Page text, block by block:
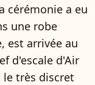
cérémonie a eu
une robe
est arrivée au
d'escale d'Air
le très discret